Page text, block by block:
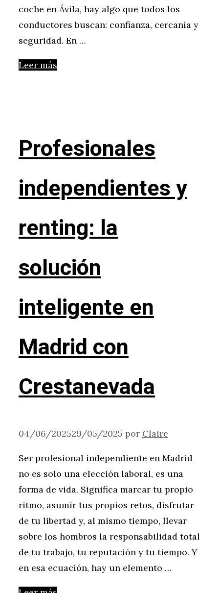
coche en Ávila, hay algo que todos los
conductores buscan: confianza, cercanía y
seguridad. En …
Leer más
Profesionales
independientes y
renting: la
solución
inteligente en
Madrid con
Crestanevada
04/06/202529/05/2025 por Claire
Ser profesional independiente en Madrid
no es solo una elección laboral, es una
forma de vida. Significa marcar tu propio
ritmo, asumir tus propios retos, disfrutar
de tu libertad y, al mismo tiempo, llevar
sobre los hombros la responsabilidad total
de tu trabajo, tu reputación y tu tiempo. Y
en esa ecuación, hay un elemento …